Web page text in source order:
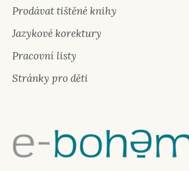
Prodávat tištěné knihy
Jazykové korektury
Pracovní listy
Stránky pro děti